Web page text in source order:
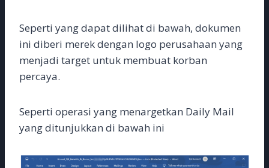
Seperti yang dapat dilihat di bawah, dokumen
ini diberi merek dengan logo perusahaan yang
menjadi target untuk membuat korban
percaya.
Seperti operasi yang menargetkan Daily Mail
yang ditunjukkan di bawah ini